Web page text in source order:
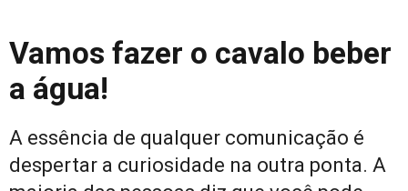
Vamos fazer o cavalo beber
a água!
A essência de qualquer comunicação é
despertar a curiosidade na outra ponta. A